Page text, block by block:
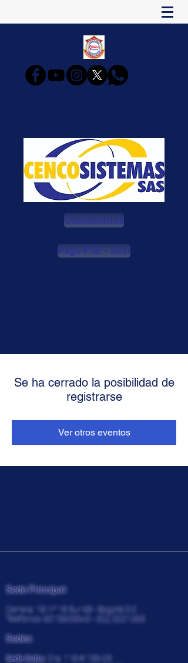
Contáctenos
Pago PSE - Aval
Se ha cerrado la posibilidad de
registrarse
Ver otros eventos
Sede Principal:
Carrera. 18 N° 18 Sur 68 - Bogotá D.C
Teléfonos: 6015605540 - 322 3201065
Sedes:
Sede Suba: Cra. 118 # 136-25